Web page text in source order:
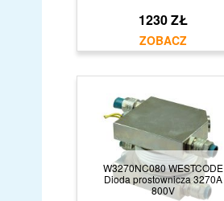
1230 ZŁ
W3270NC080 WESTCODE
Dioda prostownicza 3270A
800V